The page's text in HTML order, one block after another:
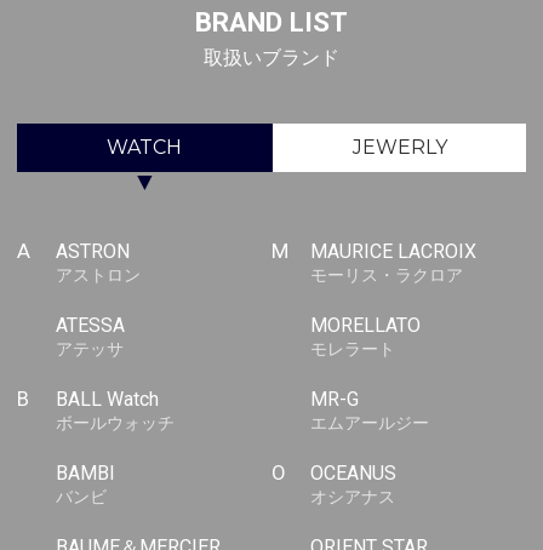
BRAND LIST
取扱いブランド
WATCH JEWERLY
▼
A ASTRON
アストロン
ATESSA
アテッサ
B BALL Watch
ボールウォッチ
BAMBI
バンビ
M MAURICE LACROIX
モーリス・ラクロア
MORELLATO
モレラート
MR-G
エムアールジー
O OCEANUS
オシアナス